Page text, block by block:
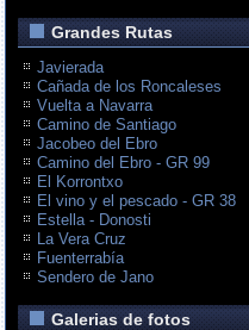
Grandes Rutas
Javierada
Cañada de los Roncaleses
Vuelta a Navarra
Camino de Santiago
Jacobeo del Ebro
Camino del Ebro - GR 99
El Korrontxo
El vino y el pescado - GR 38
Estella - Donosti
La Vera Cruz
Fuenterrabía
Sendero de Jano
Galerias de fotos